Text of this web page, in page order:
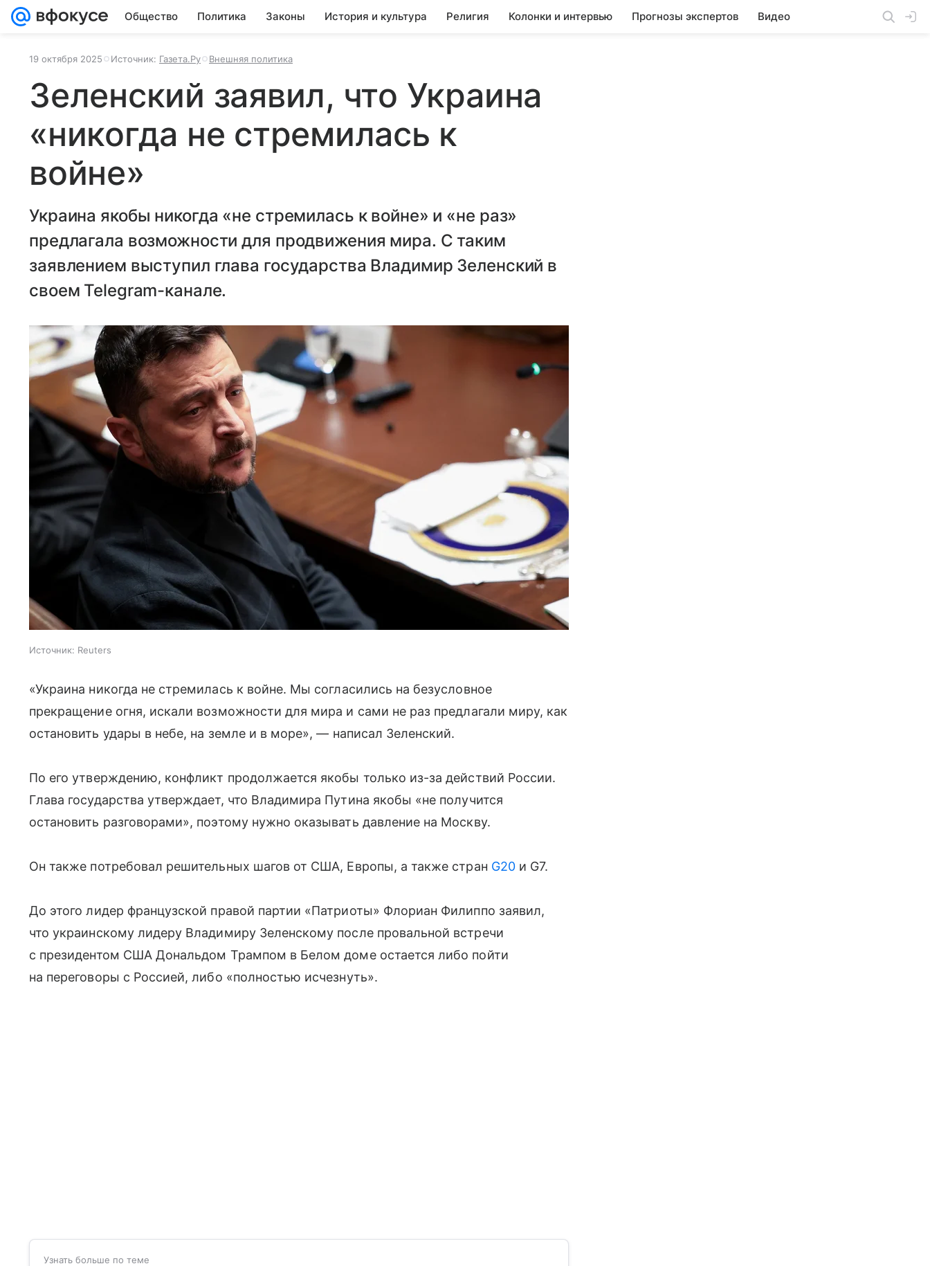
Общество Политика Законы История и культура Религия Колонки и интервью Прогнозы экспертов Видео
19 октября 2025 Источник: Газета.Ру Внешняя политика
Зеленский заявил, что Украина
«никогда не стремилась к
войне»
Украина якобы никогда «не стремилась к войне» и «не раз»
предлагала возможности для продвижения мира. С таким
заявлением выступил глава государства Владимир Зеленский в
своем Telegram-канале.
Источник: Reuters
«Украина никогда не стремилась к войне. Мы согласились на безусловное
прекращение огня, искали возможности для мира и сами не раз предлагали миру, как
остановить удары в небе, на земле и в море», — написал Зеленский.
По его утверждению, конфликт продолжается якобы только из-за действий России.
Глава государства утверждает, что Владимира Путина якобы «не получится
остановить разговорами», поэтому нужно оказывать давление на Москву.
Он также потребовал решительных шагов от США, Европы, а также стран G20и G7.
До этого лидер французской правой партии «Патриоты» Флориан Филиппо заявил,
что украинскому лидеру Владимиру Зеленскому после провальной встречи
с президентом США Дональдом Трампом в Белом доме остается либо пойти
на переговоры с Россией, либо «полностью исчезнуть».
Узнать больше по теме